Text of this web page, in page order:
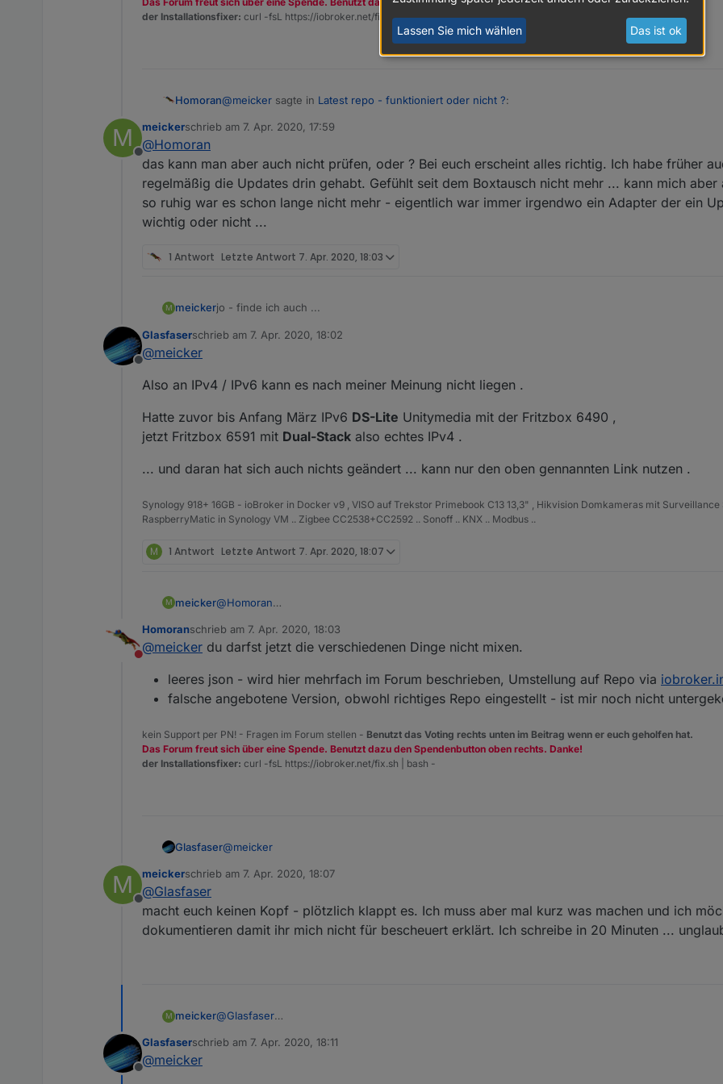
der Installationsfixer: curl -fsL https://iobroker.net/fix.sh | bash -
Homoran@meicker sagte in Latest repo - funktioniert oder nicht ?:
eher unwahrscheinlich.
kann eher sein, dass nicht jeder Aufruf gelingt
M
Offline
meickerschrieb am 7. Apr. 2020, 17:59
zuletzt editiert von
@Homoran
das kann man aber auch nicht prüfen, oder ? Bei euch erscheint alles richtig. Ich habe früher
regelmäßig die Updates drin gehabt. Gefühlt seit dem Boxtausch nicht mehr ... kann mich aber
so ruhig war es schon lange nicht mehr - eigentlich war immer irgendwo ein Adapter der ein
wichtig oder nicht ...
1 Antwort Letzte Antwort 7. Apr. 2020, 18:03
M meickerjo - finde ich auch ...
Vielleicht hilft ja hiervon noch was weiter:
Neu aufgesetzt - ohne Image, alles über Konsole.
Danach Backup zurückgespielt
Ich hatte das Problem schon zuvor mit dem alten Tinker Board. Eine weitere mögliche Fehlerquelle
eine 6590 Kabelbox. Irgendwo hatte ich die Diskussion mit IPV4 & V6 im parallelbetrieb gesehen, ich
Komisch wäre aber dann das mein Browser die JSON richtig liest, auch die, die leer beim Broker
bedeuten das die Box die JSON an meinen Rechner durchlässt und am Broker nicht. Das wäre ein
Offline
Glasfaserschrieb am 7. Apr. 2020, 18:02
zuletzt editiert von
@meicker
Also an IPv4 / IPv6 kann es nach meiner Meinung nicht liegen .
Hatte zuvor bis Anfang März IPv6 DS-Lite Unitymedia mit der Fritzbox 6490 ,
jetzt Fritzbox 6591 mit Dual-Stack also echtes IPv4 .
... und daran hat sich auch nichts geändert ... kann nur den oben gennannten Link nutzen .
Synology 918+ 16GB - ioBroker in Docker v9 , VISO auf Trekstor Primebook C13 13,3" , Hikvision Domkameras mit Surveillance
RaspberryMatic in Synology VM .. Zigbee CC2538+CC2592 .. Sonoff .. KNX .. Modbus ..
M 1 Antwort Letzte Antwort 7. Apr. 2020, 18:07
M meicker@Homoran
Updates drin gehabt. Gefühlt seit dem Boxtausch nicht mehr ... kann mich aber auch täuschen,
lange nicht mehr - eigentlich war immer irgendwo ein Adapter der ein Update hatte ... ob wichtig
Nicht stören
Homoranschrieb am 7. Apr. 2020, 18:03
zuletzt editiert von
@meicker du darfst jetzt die verschiedenen Dinge nicht mixen.
leeres json - wird hier mehrfach im Forum beschrieben, Umstellung auf Repo via
falsche angebotene Version, obwohl richtiges Repo eingestellt - ist mir noch nicht
kein Support per PN! - Fragen im Forum stellen - Benutzt das Voting rechts unten im Beitrag wenn er euch geholfen hat.
Das Forum freut sich über eine Spende. Benutzt dazu den Spendenbutton oben rechts. Danke!
der Installationsfixer: curl -fsL https://iobroker.net/fix.sh | bash -
Glasfaser@meicker
Also an IPv4 / IPv6 kann es nach meiner Meinung nicht liegen .
Hatte zuvor bis Anfang März IPv6DS-LiteUnitymedia mit der Fritzbox 6490 ,
jetzt Fritzbox 6591 mit Dual-Stack
also echtes IPv4 .
M
Offline
meickerschrieb am 7. Apr. 2020, 18:07
zuletzt editiert von
@Glasfaser
macht euch keinen Kopf - plötzlich klappt es. Ich muss aber mal kurz was machen und ich
dokumentieren damit ihr mich nicht für bescheuert erklärt. Ich schreibe in 20 Minuten ...
M meicker@Glasfaser
dokumentieren damit ihr mich nicht für bescheuert erklärt. Ich schreibe in 20 Minuten ... unglaublich !
Offline
Glasfaserschrieb am 7. Apr. 2020, 18:11
zuletzt editiert von
@meicker
Lassen Sie mich wählen Das ist ok